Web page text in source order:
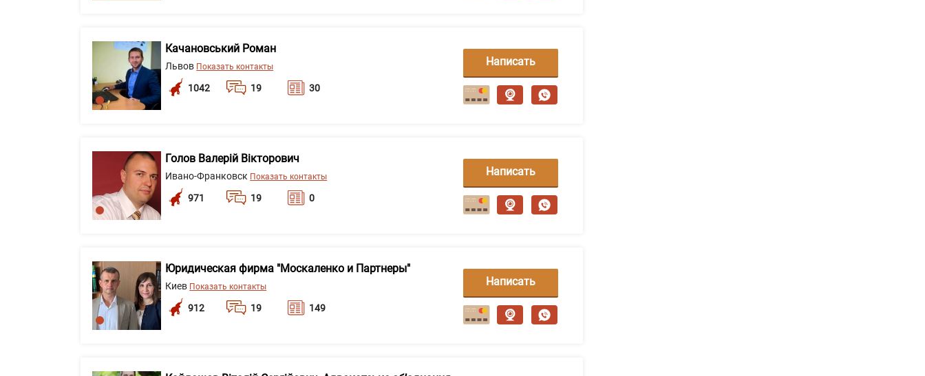
Качановський Роман
Львов Показать контакты
1042 19 30
Написать
сообщение
Голов Валерій Вікторович
Ивано-Франковск Показать контакты
971 19 0
Написать
сообщение
Юридическая фирма "Москаленко и Партнеры"
Киев Показать контакты
912 19 149
Написать
сообщение